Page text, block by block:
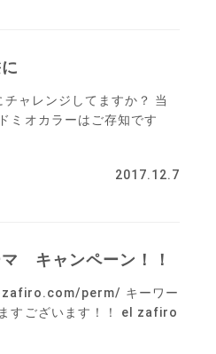
ャレンジしてますか？ 当
ミオカラーはご存知です
2017.12.7
キャンペーン！！
zafiro.com/perm/ キーワー
すございます！！ el zafiro